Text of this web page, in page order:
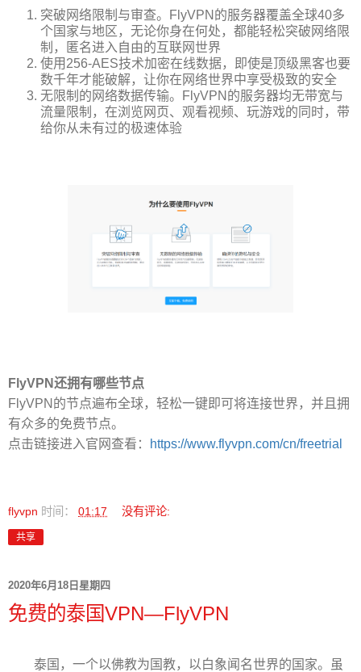
突破网络限制与审查。FlyVPN的服务器覆盖全球40多
个国家与地区，无论你身在何处，都能轻松突破网络限
制，匿名进入自由的互联网世界
使用256-AES技术加密在线数据，即使是顶级黑客也要
数千年才能破解，让你在网络世界中享受极致的安全
无限制的网络数据传输。FlyVPN的服务器均无带宽与
流量限制，在浏览网页、观看视频、玩游戏的同时，带
给你从未有过的极速体验
FlyVPN还拥有哪些节点
FlyVPN的节点遍布全球，轻松一键即可将连接世界，并且拥
有众多的免费节点。
点击链接进入官网查看：
https://www.flyvpn.com/cn/freetrial
flyvpn 时间： 01:17 没有评论:
共享
2020年6月18日星期四
免费的泰国VPN—FlyVPN
泰国，一个以佛教为国教，以白象闻名世界的国家。虽